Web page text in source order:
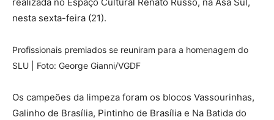
nesta sexta-feira (21).
Profissionais premiados se reuniram para a homenagem do
SLU | Foto: George Gianni/VGDF
Os campeões da limpeza foram os blocos Vassourinhas,
Galinho de Brasília, Pintinho de Brasília e Na Batida do